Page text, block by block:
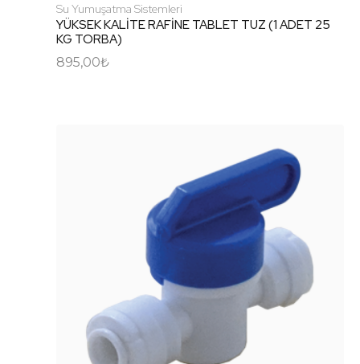
Su Yumuşatma Sistemleri
YÜKSEK KALİTE RAFİNE TABLET TUZ (1 ADET 25
KG TORBA)
895,00₺